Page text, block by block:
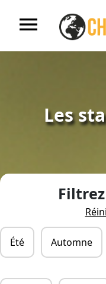
menu
Nos
Les
Été Automne